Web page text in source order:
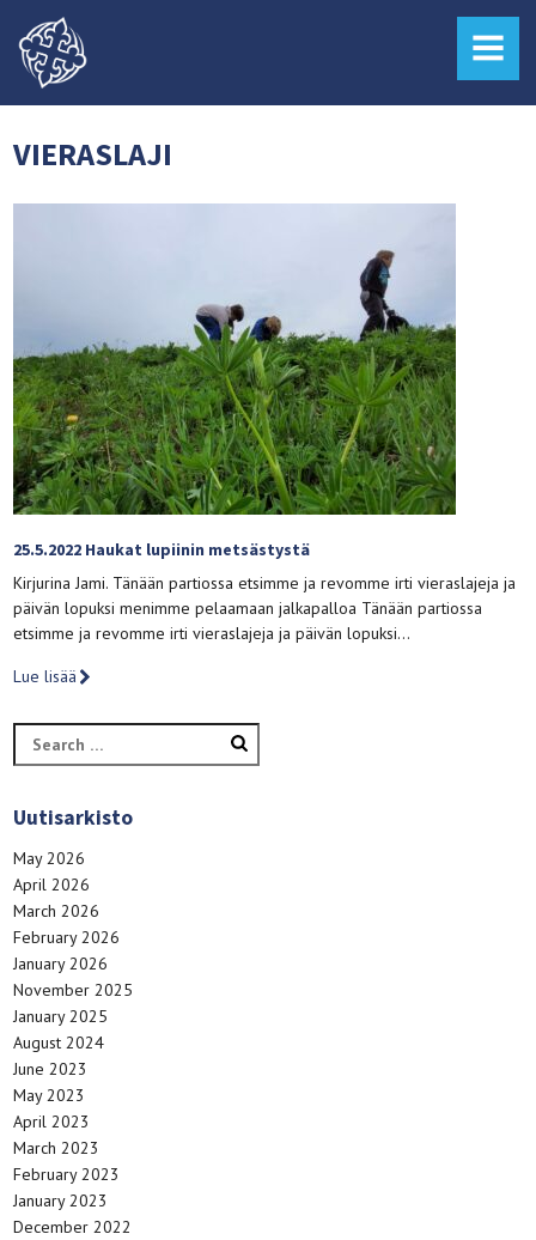
MENU
VIERASLAJI
25.5.2022 Haukat lupiinin metsästystä
Kirjurina Jami. Tänään partiossa etsimme ja revomme irti vieraslajeja ja
päivän lopuksi menimme pelaamaan jalkapalloa Tänään partiossa
etsimme ja revomme irti vieraslajeja ja päivän lopuksi…
Lue lisää
Search
for:
Uutisarkisto
May 2026
April 2026
March 2026
February 2026
January 2026
November 2025
January 2025
August 2024
June 2023
May 2023
April 2023
March 2023
February 2023
January 2023
December 2022